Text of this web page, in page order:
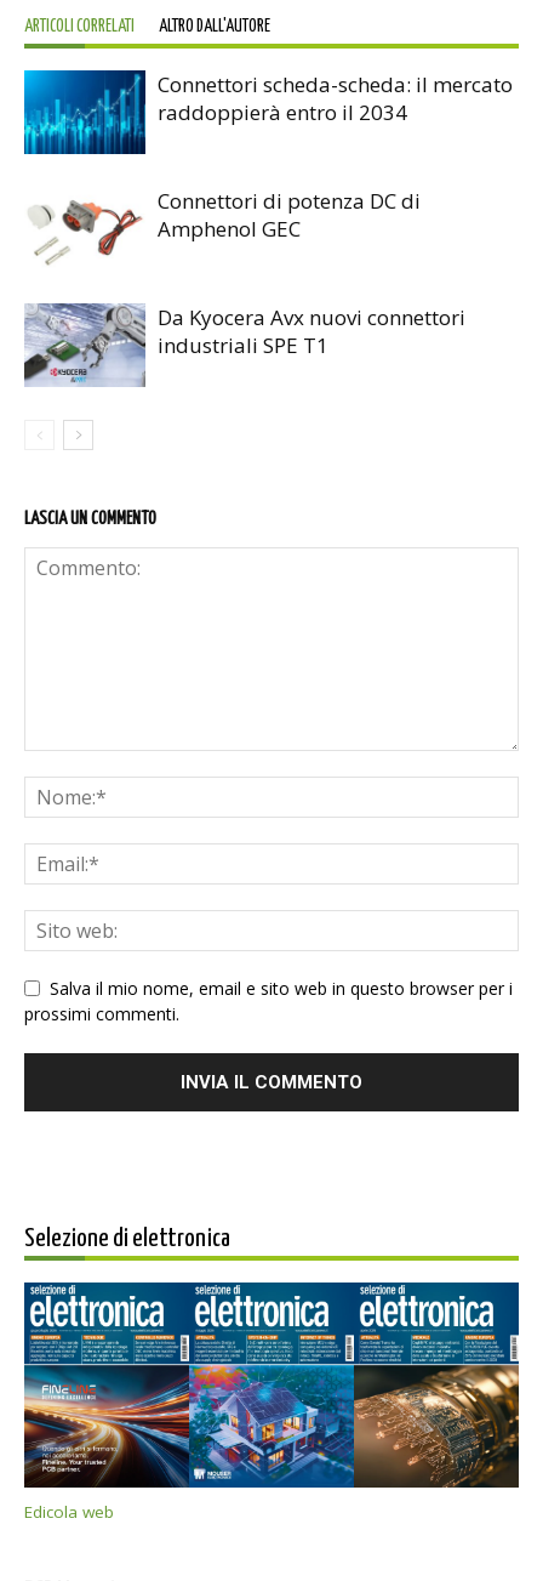
ARTICOLI CORRELATI ALTRO DALL'AUTORE
Connettori scheda-scheda: il mercato
raddoppierà entro il 2034
Connettori di potenza DC di
Amphenol GEC
Da Kyocera Avx nuovi connettori
industriali SPE T1
LASCIA UN COMMENTO
Salva il mio nome, email e sito web in questo browser per i
prossimi commenti.
Selezione di elettronica
Edicola web